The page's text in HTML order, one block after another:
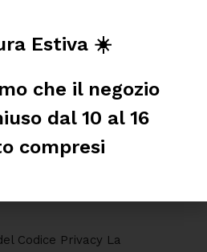
Codice Privacy La
Estiva ☀️
che il negozio
dal 10 al 16
compresi